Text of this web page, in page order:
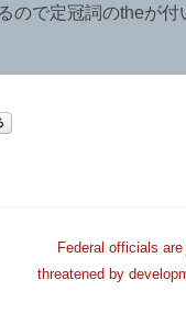
ので定冠詞のtheが付
Federal officials
threatened by